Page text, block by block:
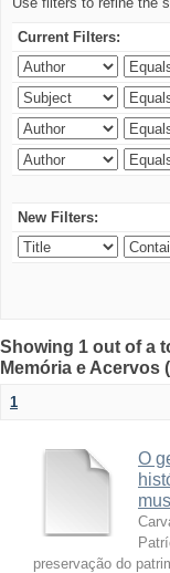
Current Filters:
New Filters:
Showing 1 out of a
Memória e Acervos
1
O
preservação do